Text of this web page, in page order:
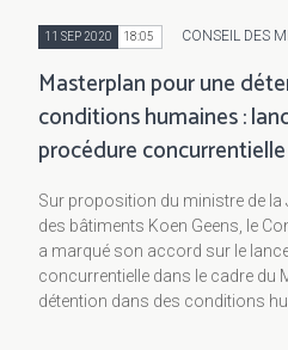
11 SEP 2020 18:05 CONSEIL DES
Masterplan pour une
conditions humaines :
procédure
Sur proposition du ministre de la
des bâtiments Koen Geens, le
a marqué son accord sur le
concurrentielle dans le cadre du
détention dans des conditions